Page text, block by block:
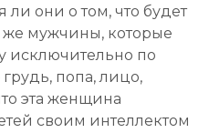
ли они о том, что будет
же мужчины, которые
исключительно по
попа, лицо,
эта женщина
своим интеллектом